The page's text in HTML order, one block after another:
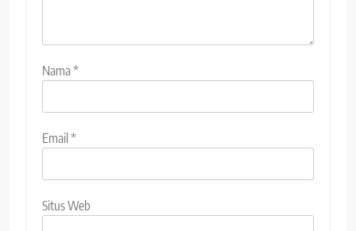
Nama*
Email *
Situs Web